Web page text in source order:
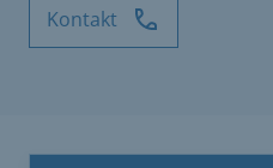
Kontakt